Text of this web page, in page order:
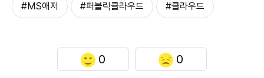
#MS애저 #퍼블릭클라우드 #클라우드
0 0